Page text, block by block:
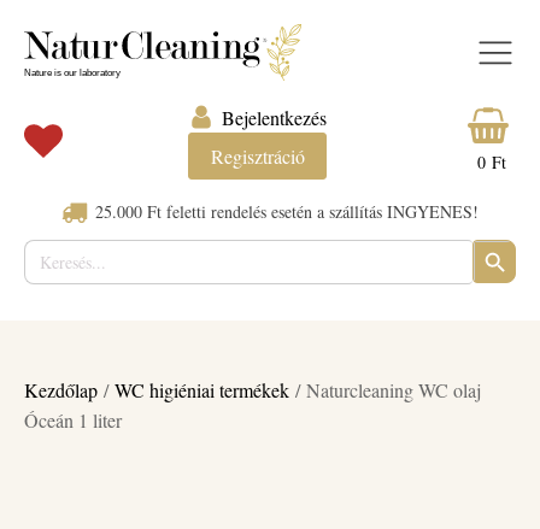
25.000 Ft feletti rendelés esetén a szállítás INGYENES!
Keresés:
SEARCH
BUTTON
Bejelentkezés
Regisztráció
0 Ft
Kezdőlap /WC higiéniai termékek / Naturcleaning WC olaj
Óceán 1 liter